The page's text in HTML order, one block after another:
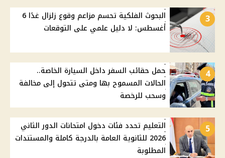
3
البحوث الفلكية تحسم مزاعم وقوع زلزال غدًا 6
أغسطس: لا دليل علمي على التوقعات
4
حمل حقائب السفر داخل السيارة الخاصة..
الحالات المسموح بها ومتى تتحول إلى مخالفة
وسحب للرخصة
5
التعليم تحدد فئات دخول امتحانات الدور الثاني
2026 للثانوية العامة بالدرجة كاملة والمستندات
المطلوبة